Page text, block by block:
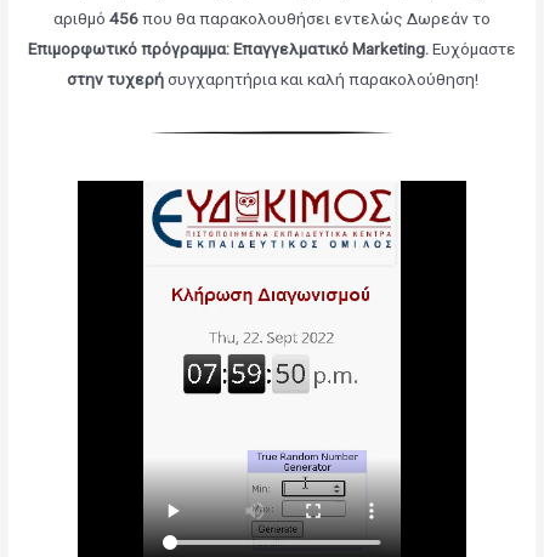
αριθμό 456που θα παρακολουθήσει εντελώς Δωρεάν το
Επιμορφωτικό πρόγραμμα: Επαγγελματικό Marketing.Ευχόμαστε
στην τυχερήσυγχαρητήρια και καλή παρακολούθηση!